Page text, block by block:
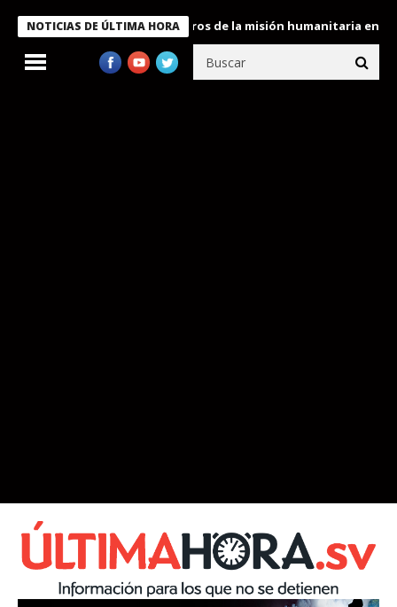
NOTICIAS DE ÚLTIMA HORA
condecora a miembros de la misión humanitaria enviada a